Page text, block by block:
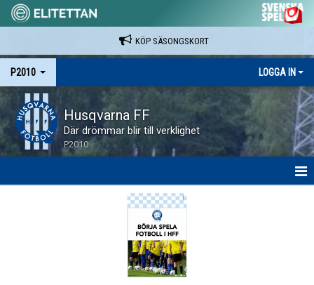
KÖP SÄSONGSKORT
P2010 LOGGA IN
Husqvarna FF
Där drömmar blir till verklighet
P2010